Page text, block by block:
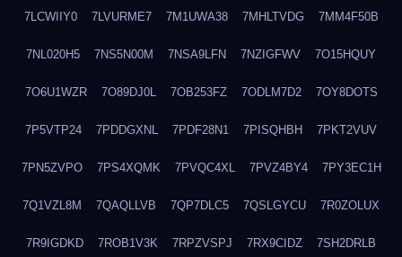
7LCWIIY0 7LVURME7 7M1UWA38 7MHLTVDG 7MM4F50B
7NL020H5 7NS5N00M 7NSA9LFN 7NZIGFWV 7O15HQUY
7O6U1WZR 7O89DJ0L 7OB253FZ 7ODLM7D2 7OY8DOTS
7P5VTP24 7PDDGXNL 7PDF28N1 7PISQHBH 7PKT2VUV
7PN5ZVPO 7PS4XQMK 7PVQC4XL 7PVZ4BY4 7PY3EC1H
7Q1VZL8M 7QAQLLVB 7QP7DLC5 7QSLGYCU 7R0ZOLUX
7R9IGDKD 7ROB1V3K 7RPZVSPJ 7RX9CIDZ 7SH2DRLB